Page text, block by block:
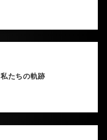
私たちの軌跡